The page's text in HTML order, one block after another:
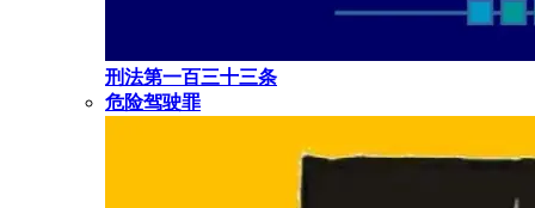
刑法第一百三十三条
危险驾驶罪